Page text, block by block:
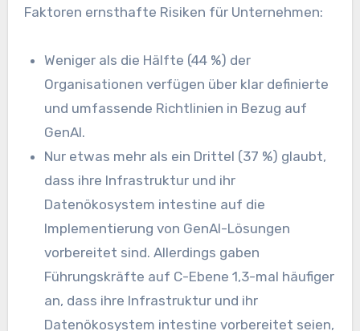
Faktoren ernsthafte Risiken für Unternehmen:
Weniger als die Hälfte (44 %) der
Organisationen verfügen über klar definierte
und umfassende Richtlinien in Bezug auf
GenAI.
Nur etwas mehr als ein Drittel (37 %) glaubt,
dass ihre Infrastruktur und ihr
Datenökosystem intestine auf die
Implementierung von GenAI-Lösungen
vorbereitet sind. Allerdings gaben
Führungskräfte auf C-Ebene 1,3-mal häufiger
an, dass ihre Infrastruktur und ihr
Datenökosystem intestine vorbereitet seien,